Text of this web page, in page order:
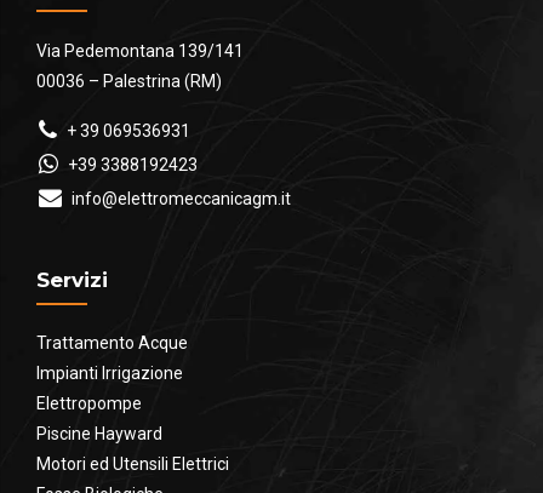
Via Pedemontana 139/141
00036 – Palestrina (RM)
+ 39 069536931
+39 3388192423
info@elettromeccanicagm.it
Servizi
Trattamento Acque
Impianti Irrigazione
Elettropompe
Piscine Hayward
Motori ed Utensili Elettrici